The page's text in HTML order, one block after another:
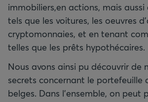
immobiliers,en actions, mais
tels que les voitures, les oeuvres
cryptomonnaies, et en tenant
telles que les prêts hypothécaires.
Nous avons ainsi pu découvrir de
secrets concernant le portefeuille
belges. Dans l’ensemble, on peut